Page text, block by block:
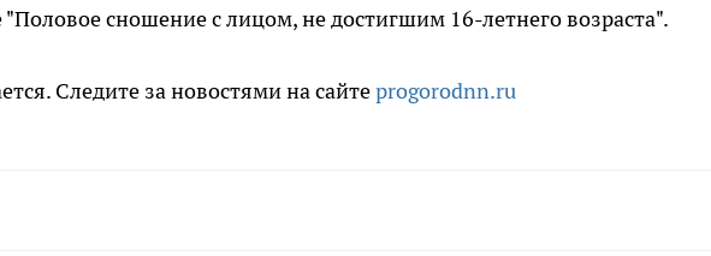
"Половое сношение с лицом, не достигшим 16-летнего возраста".
Следите за новостями на сайтеprogorodnn.ru